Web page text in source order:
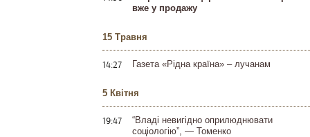
вже у продажу
15 Травня
14:27 Газета «Рідна країна» – лучанам
5 Квітня
19:47
“Владі невигідно оприлюднювати
соціологію”, — Томенко